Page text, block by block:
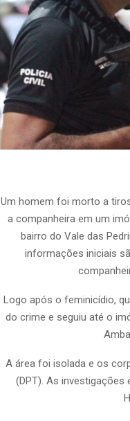
Um homem foi morto a
a companheira em um
bairro do Vale das
informações iniciais
Logo após o feminicídio,
do crime e seguiu até o
A área foi isolada e os
(DPT). As